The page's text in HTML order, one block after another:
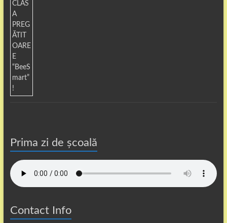
Prima zi de școală
Contact Info